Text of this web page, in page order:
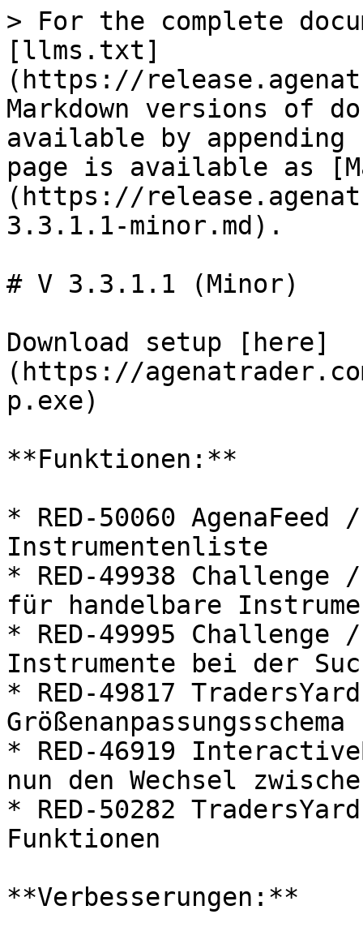
> For the complete
[llms.txt]
(https://
Markdown versions of
available by
page is available as
(https://
3.3.1.1-minor.md).
# V 3.3.1.1 (Minor)
Download setup [here]
(https://
p.exe)
**Funktionen:**
* RED-50060
Instrumentenliste
* RED-49938
für handelbare
* RED-49995 Challenge
Instrumente bei der
* RED-49817
* RED-46919
nun den Wechsel
* RED-50282
Funktionen
**Verbesserungen:**